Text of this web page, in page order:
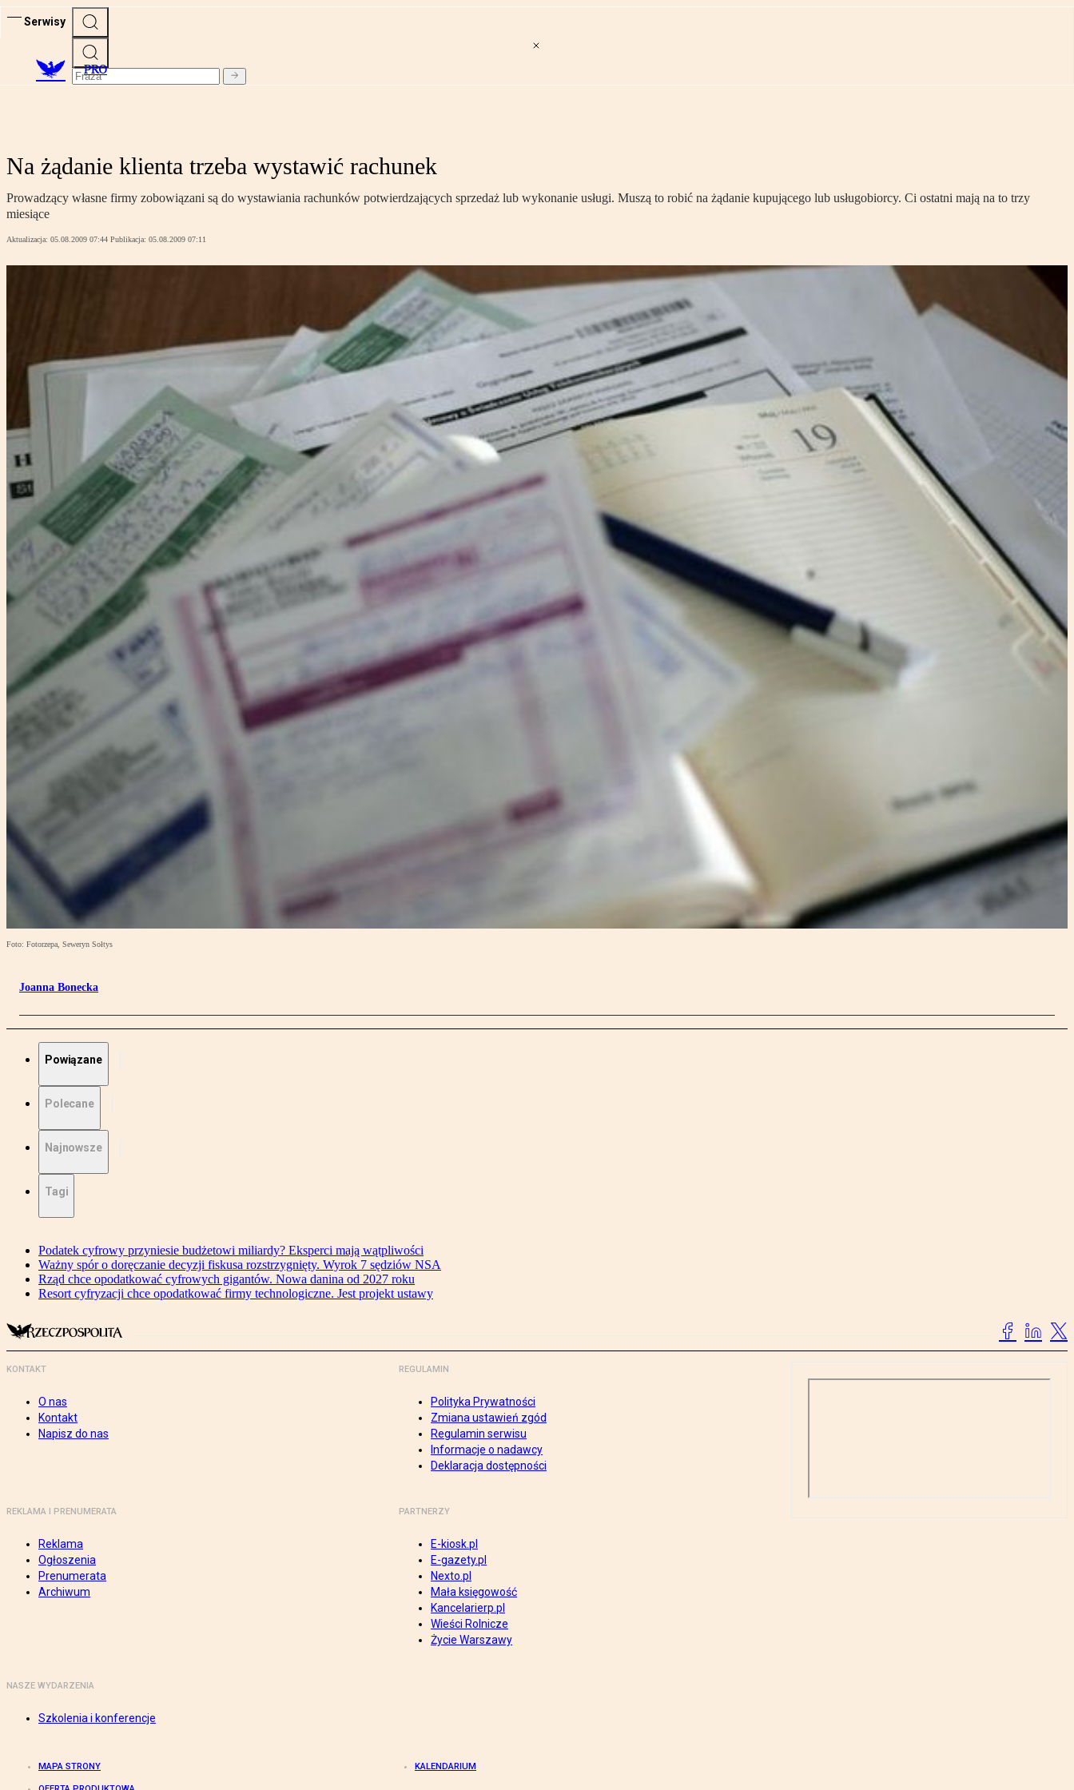
Serwisy
PRO
Na żądanie klienta trzeba wystawić rachunek
Prowadzący własne firmy zobowiązani są do wystawiania rachunków potwierdzających sprzedaż lub wykonanie usługi. Muszą to robić na żądanie kupującego lub usługobiorcy. Ci ostatni mają na to trzy
miesiące
Aktualizacja: 05.08.2009 07:44 Publikacja: 05.08.2009 07:11
Foto: Fotorzepa, Seweryn Sołtys
Joanna Bonecka
Powiązane
Polecane
Najnowsze
Tagi
Podatek cyfrowy przyniesie budżetowi miliardy? Eksperci mają wątpliwości
Ważny spór o doręczanie decyzji fiskusa rozstrzygnięty. Wyrok 7 sędziów NSA
Rząd chce opodatkować cyfrowych gigantów. Nowa danina od 2027 roku
Resort cyfryzacji chce opodatkować firmy technologiczne. Jest projekt ustawy
KONTAKT
O nas
Kontakt
Napisz do nas
REGULAMIN
Polityka Prywatności
Zmiana ustawień zgód
Regulamin serwisu
Informacje o nadawcy
Deklaracja dostępności
REKLAMA I PRENUMERATA
Reklama
Ogłoszenia
Prenumerata
Archiwum
PARTNERZY
E-kiosk.pl
E-gazety.pl
Nexto.pl
Mała księgowość
Kancelarierp.pl
Wieści Rolnicze
Życie Warszawy
NASZE WYDARZENIA
Szkolenia i konferencje
MAPA STRONY KALENDARIUM